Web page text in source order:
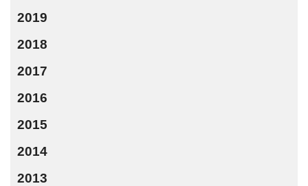
2019
2018
2017
2016
2015
2014
2013